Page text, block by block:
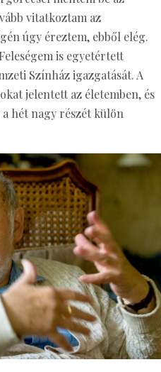
vitatkoztam az
úgy éreztem, ebből elég.
is egyetértett
Színház igazgatását. A
jelentett az életemben, és
hét nagy részét külön